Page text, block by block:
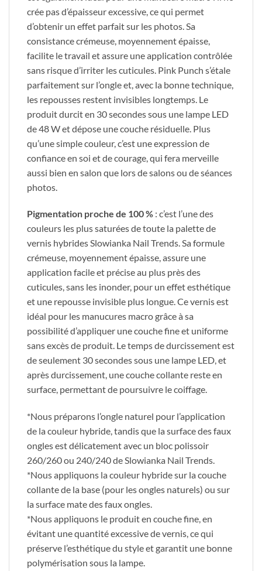
crée pas d’épaisseur excessive, ce qui permet
d’obtenir un effet parfait sur les photos. Sa
consistance crémeuse, moyennement épaisse,
facilite le travail et assure une application contrôlée
sans risque d’irriter les cuticules. Pink Punch s’étale
parfaitement sur l’ongle et, avec la bonne technique,
les repousses restent invisibles longtemps. Le
produit durcit en 30 secondes sous une lampe LED
de 48 W et dépose une couche résiduelle. Plus
qu’une simple couleur, c’est une expression de
confiance en soi et de courage, qui fera merveille
aussi bien en salon que lors de salons ou de séances
photos.
Pigmentation proche de 100 % : c’est l’une des
couleurs les plus saturées de toute la palette de
vernis hybrides Slowianka Nail Trends. Sa formule
crémeuse, moyennement épaisse, assure une
application facile et précise au plus près des
cuticules, sans les inonder, pour un effet esthétique
et une repousse invisible plus longue. Ce vernis est
idéal pour les manucures macro grâce à sa
possibilité d’appliquer une couche fine et uniforme
sans excès de produit. Le temps de durcissement est
de seulement 30 secondes sous une lampe LED, et
après durcissement, une couche collante reste en
surface, permettant de poursuivre le coiffage.
*Nous préparons l’ongle naturel pour l’application
de la couleur hybride, tandis que la surface des faux
ongles est délicatement avec un bloc polissoir
260/260 ou 240/240 de Slowianka Nail Trends.
*Nous appliquons la couleur hybride sur la couche
collante de la base (pour les ongles naturels) ou sur
la surface mate des faux ongles.
*Nous appliquons le produit en couche fine, en
évitant une quantité excessive de vernis, ce qui
préserve l’esthétique du style et garantit une bonne
polymérisation sous la lampe.